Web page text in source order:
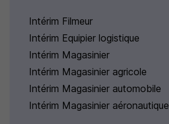
Intérim Filmeur
Intérim Equipier logistique
Intérim Magasinier
Intérim Magasinier agricole
Intérim Magasinier automobile
Intérim Magasinier aéronautique